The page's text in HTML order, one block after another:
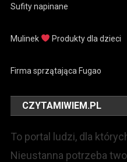
Sufity napinane
Mulinek Produkty dla dzieci
Firma sprzątająca Fugao
CZYTAMIWIEM.PL
To portal ludzi, dla
Nieustanna potrzeba